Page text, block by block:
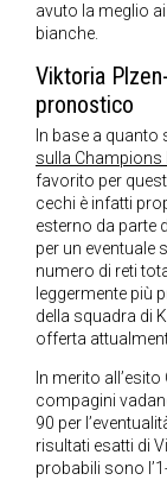
avuto la meglio
bianche.
Viktoria
pronostico
In base a
sulla Champions
favorito per
cechi è infatti
esterno da parte
per un eventuale
numero di reti
leggermente più
della squadra di
offerta
In merito
compagini
90 per
risultati esatti di
probabili sono